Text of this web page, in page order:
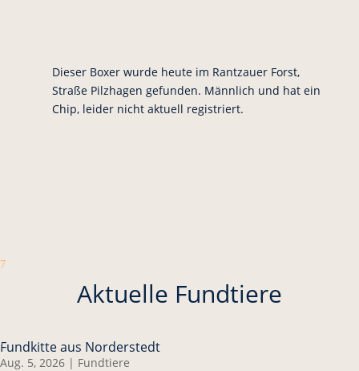
Dieser Boxer wurde heute im Rantzauer Forst,
Straße Pilzhagen gefunden. Männlich und hat ein
Chip, leider nicht aktuell registriert.
7
Aktuelle Fundtiere
Fundkitte aus Norderstedt
Aug. 5, 2026 | Fundtiere